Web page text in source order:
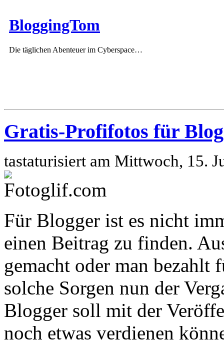
BloggingTom
Die täglichen Abenteuer im Cyberspace…
Gratis-Profifotos für
tastaturisiert am Mittwoch, 15.
Für Blogger ist es nicht
einen Beitrag zu finden.
gemacht oder man
solche Sorgen nun der
Blogger soll mit der
noch etwas verdienen